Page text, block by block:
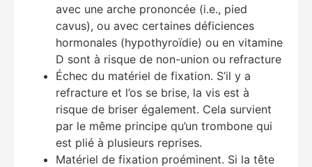
avec une arche prononcée (i.e., pied
cavus), ou avec certaines déficiences
hormonales (hypothyroïdie) ou en vitamine
D sont à risque de non-union ou refracture
Échec du matériel de fixation. S’il y a
refracture et l’os se brise, la vis est à
risque de briser également. Cela survient
par le même principe qu’un trombone qui
est plié à plusieurs reprises.
Matériel de fixation proéminent. Si la tête